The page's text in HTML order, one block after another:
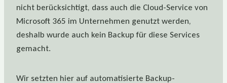
nicht berücksichtigt, dass auch die Cloud-Service von
Microsoft 365 im Unternehmen genutzt werden,
deshalb wurde auch kein Backup für diese Services
gemacht.
Wir setzten hier auf automatisierte Backup-